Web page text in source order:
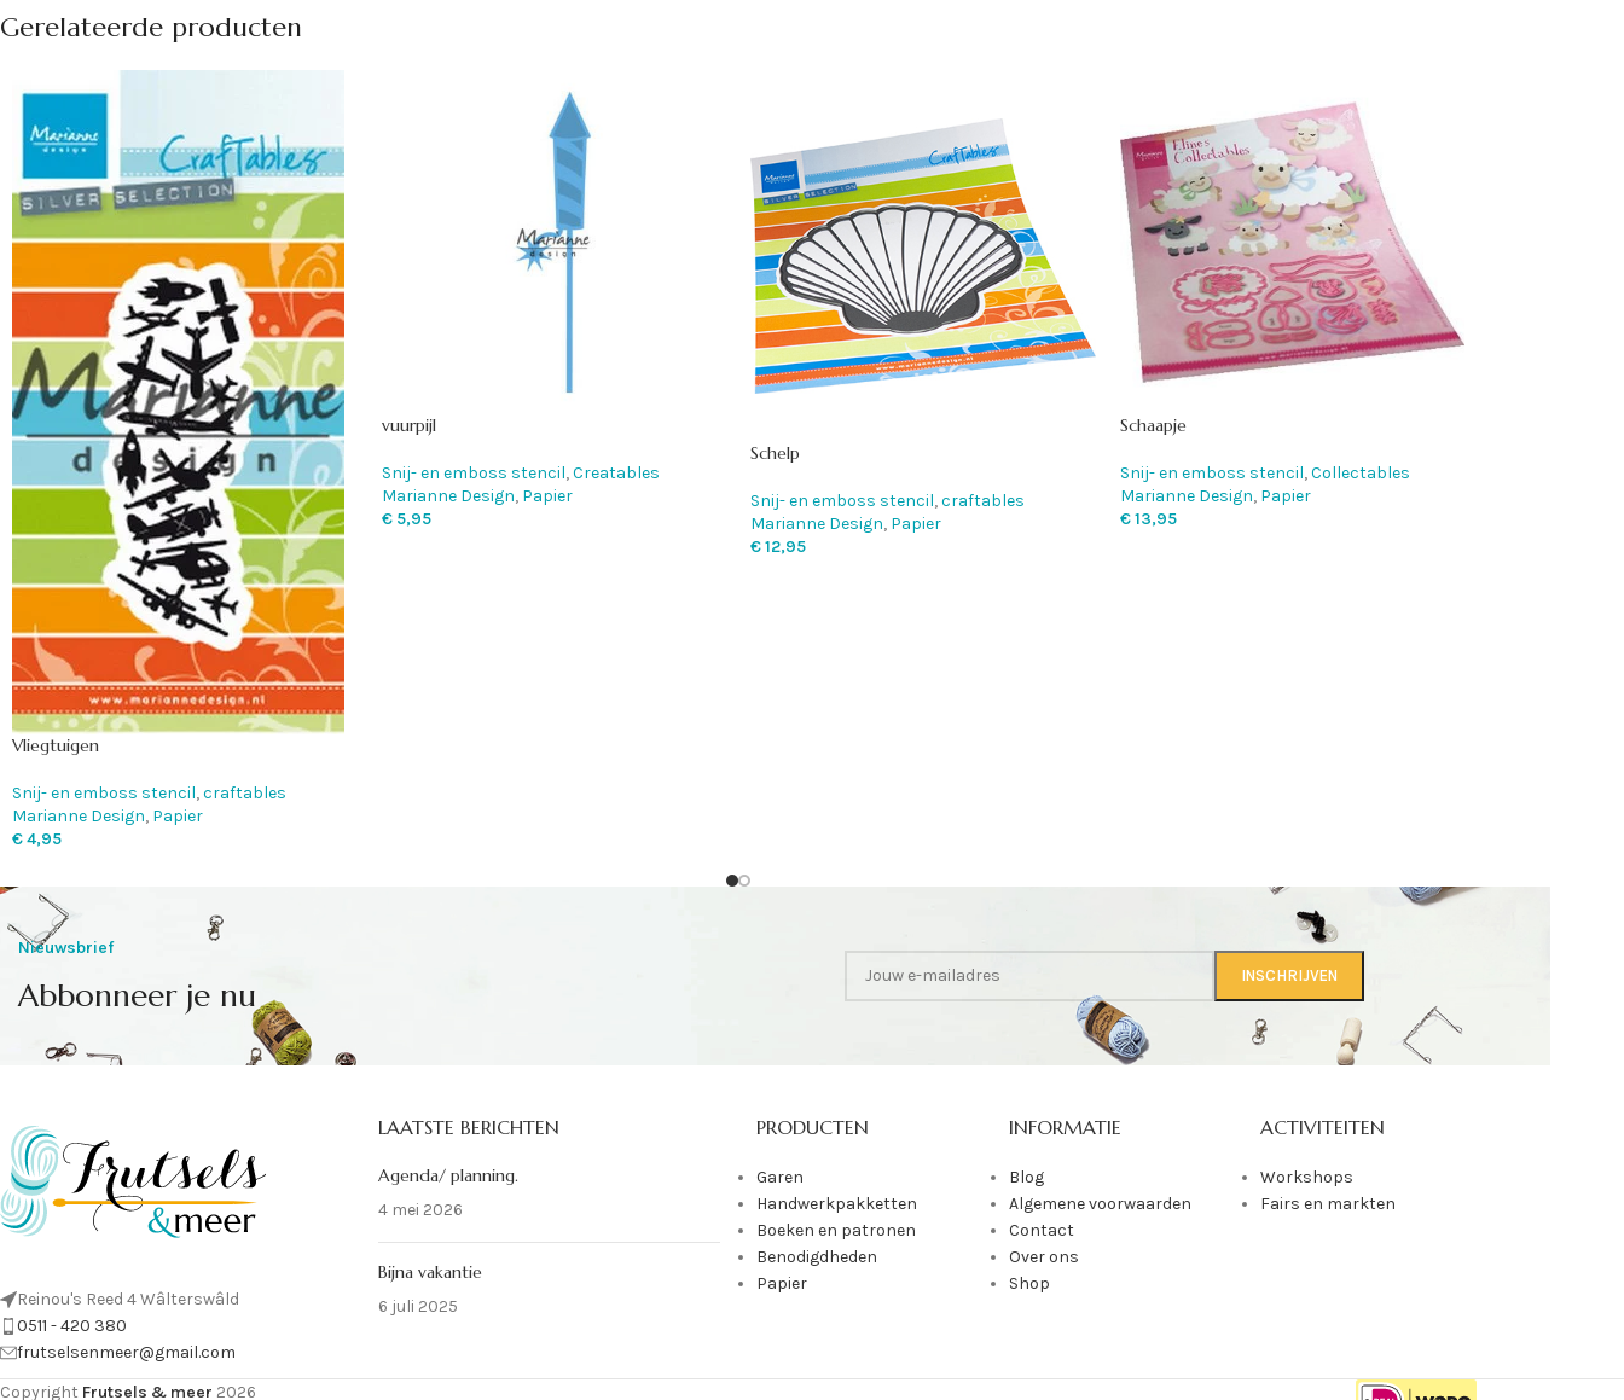
Gerelateerde producten
Vliegtuigen
Snij- en emboss stencil,craftables
Marianne Design, Papier
€4,95
vuurpijl
Snij- en emboss stencil, Creatables
Marianne Design, Papier
€5,95
Schelp
Snij- en emboss stencil,craftables
Marianne Design, Papier
€12,95
Schaapje
Snij- en emboss stencil, Collectables
Marianne Design, Papier
€13,95
Nieuwsbrief
Abbonneer je nu
Reinou's Reed 4 Wâlterswâld
0511 - 420 380
frutselsenmeer@gmail.com
LAATSTE BERICHTEN
Agenda/ planning.
4 mei 2026
Bijna vakantie
6 juli 2025
PRODUCTEN
Garen
Handwerkpakketten
Boeken en patronen
Benodigdheden
Papier
INFORMATIE
Blog
Algemene voorwaarden
Contact
Over ons
Shop
ACTIVITEITEN
Workshops
Fairs en markten
Copyright Frutsels & meer 2026